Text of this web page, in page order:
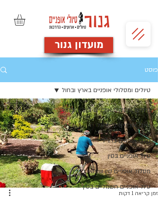
מועדון גנור
פוסט
טיולים ומסלולי אופניים בארץ ובחול
טיולי אופניים בישראל
טיולי אופניים בחו"ל
טיול אופניים בסין
מסלול אופניים סין שנחאי בייג'ין
טיול אופניים חשמליים בסין
טיולים ומסלולי אופניים בארץ ובחול
זמן קריאה 1 דקות